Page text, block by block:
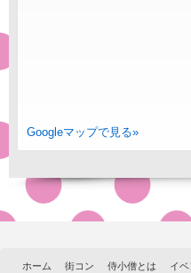
Googleマップで見る»
ホーム 街コン 侍小僧とは イ